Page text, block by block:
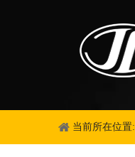
当前所在位置: